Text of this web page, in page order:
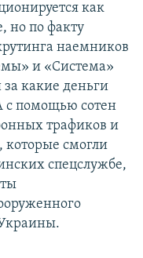
как
но по факту
наемников
и «Система»
какие деньги
с помощью сотен
трафиков и
которые смогли
спецслужбе,